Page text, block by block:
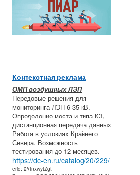
Контекстная реклама
ОМП воздушных ЛЭП
Передовые решения для
мониторинга ЛЭП 6-35 кВ.
Определение места и типа КЗ,
дистанционная передача данных.
Работа в условиях Крайнего
Севера. Возможность
тестирования до 12 месяцев.
https://dc-en.ru/catalog/20/229/
erid: 2VfnxwytZgt